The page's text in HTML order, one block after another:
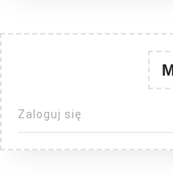
Zaloguj się